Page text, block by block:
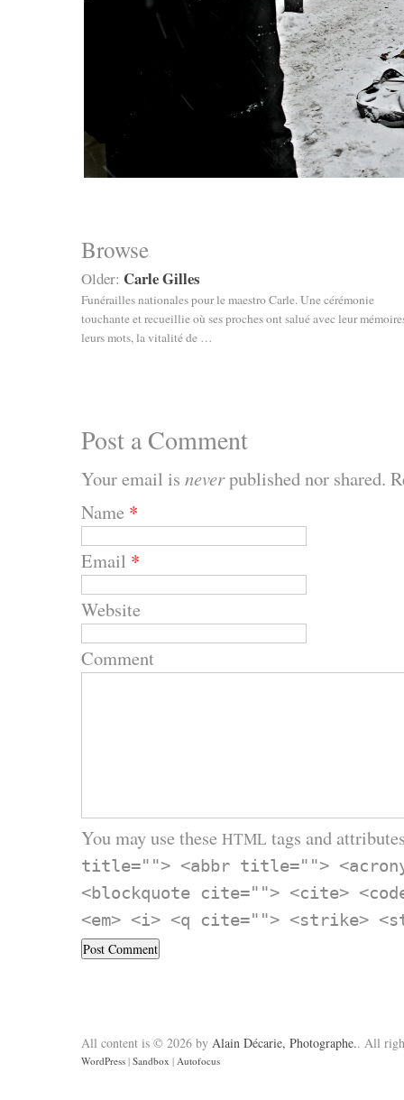
Browse
Older: Carle Gilles
Funérailles nationales pour le maestro Carle. Une cérémonie
touchante et recueillie où ses proches ont salué avec leur
leurs mots, la vitalité de …
Post a Comment
Your email is neverpublished nor shared.
Name *
Email *
Website
Comment
You may use these HTML tags and
title=""> <abbr title="">
<blockquote cite=""> <cite>
<em> <i> <q cite=""> <strike>
All content is © 2026 by Alain Décarie, Photographe.. All
WordPress | Sandbox | Autofocus